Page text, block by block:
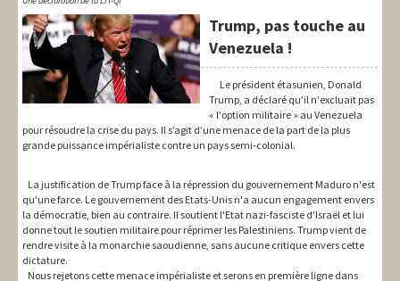
International
Syndical
Thèmes
Trump, pas touche au
Venezuela !
Le président étasunien, Donald
Trump, a déclaré qu'il n'excluait pas
« l'option militaire » au Venezuela
pour résoudre la crise du pays. Il s’agit d’une menace de la part de la plus
grande puissance impérialiste contre un pays semi-colonial.
La justification de Trump face à la répression du gouvernement Maduro n'est
qu'une farce. Le gouvernement des Etats-Unis n'a aucun engagement envers
la démocratie, bien au contraire. Il soutient l'Etat nazi-fasciste d'Israël et lui
donne tout le soutien militaire pour réprimer les Palestiniens. Trump vient de
rendre visite à la monarchie saoudienne, sans aucune critique envers cette
dictature.
Nous rejetons cette menace impérialiste et serons en première ligne dans